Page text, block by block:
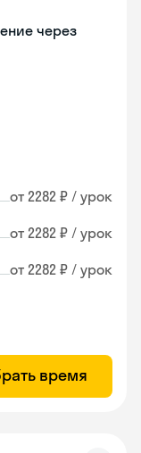
через
от 2282 ₽ / урок
от 2282 ₽ / урок
от 2282 ₽ / урок
время